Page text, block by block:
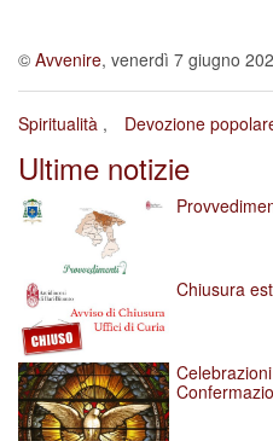
© Avvenire, venerdì 7 giugno
Spiritualità Devozione
Ultime notizie
Chiusura